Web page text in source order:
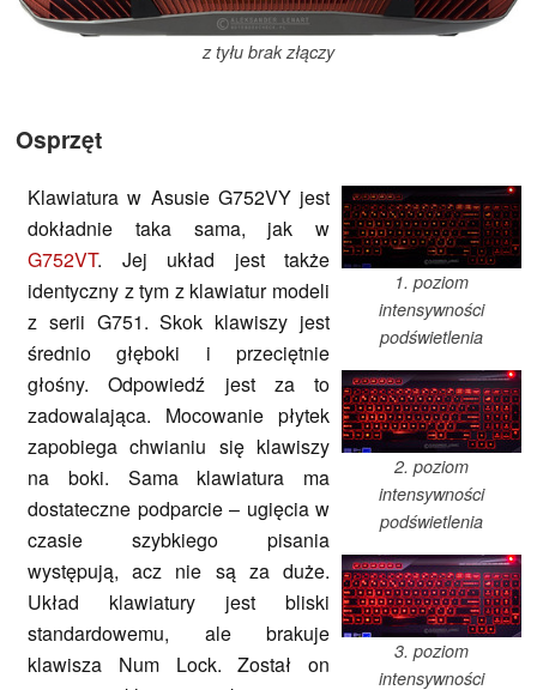
z tyłu brak złączy
Osprzęt
1. poziom
intensywności
podświetlenia
2. poziom
intensywności
podświetlenia
3. poziom
intensywności
Klawiatura w Asusie G752VY jest
dokładnie taka sama, jak w
G752VT. Jej układ jest także
identyczny z tym z klawiatur modeli
z serii G751. Skok klawiszy jest
średnio głęboki i przeciętnie
głośny. Odpowiedź jest za to
zadowalająca. Mocowanie płytek
zapobiega chwianiu się klawiszy
na boki. Sama klawiatura ma
dostateczne podparcie – ugięcia w
czasie szybkiego pisania
występują, acz nie są za duże.
Układ klawiatury jest bliski
standardowemu, ale brakuje
klawisza Num Lock. Został on